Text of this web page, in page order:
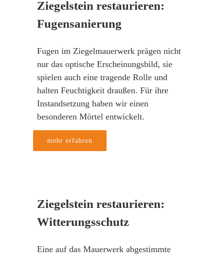
Ziegelstein restaurieren:
Fugensanierung
Fugen im Ziegelmauerwerk prägen nicht
nur das optische Erscheinungsbild, sie
spielen auch eine tragende Rolle und
halten Feuchtigkeit draußen. Für ihre
Instandsetzung haben wir einen
besonderen Mörtel entwickelt.
mehr erfahren
Ziegelstein restaurieren:
Witterungsschutz
Eine auf das Mauerwerk abgestimmte